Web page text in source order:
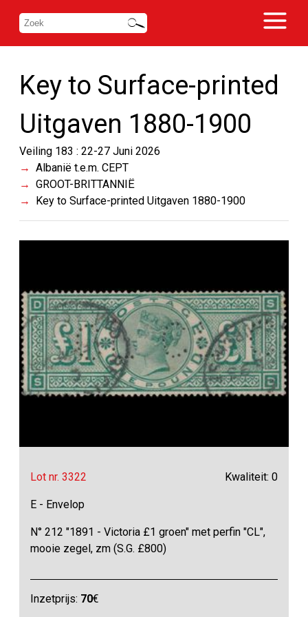
Key to Surface-printed
Uitgaven 1880-1900
Veiling 183 : 22-27 Juni 2026
Albanië t.e.m. CEPT
GROOT-BRITTANNIË
Key to Surface-printed Uitgaven 1880-1900
Lot nr. 3322 Kwaliteit: 0
E - Envelop
N° 212 "1891 - Victoria £1 groen" met perfin "CL",
mooie zegel, zm (S.G. £800)
Inzetprijs: 70€